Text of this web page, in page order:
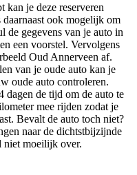
kan je deze reserveren
ook mogelijk om
de gegevens van je auto in
een voorstel. Vervolgens
Oud Annerveen af.
van je oude auto kan je
oude auto controleren.
dagen de tijd om de auto te
mee rijden zodat je
Bevalt de auto toch niet?
naar de dichtstbijzijnde
niet moeilijk over.